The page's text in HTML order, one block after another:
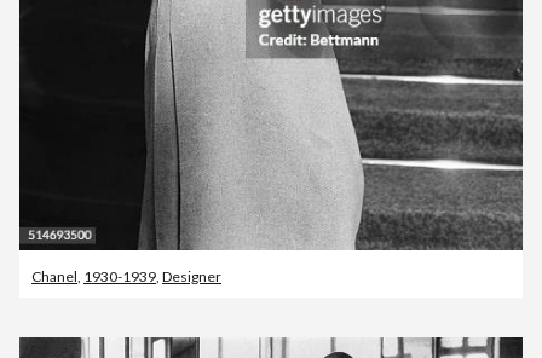
Chanel, 1930-1939, Designer